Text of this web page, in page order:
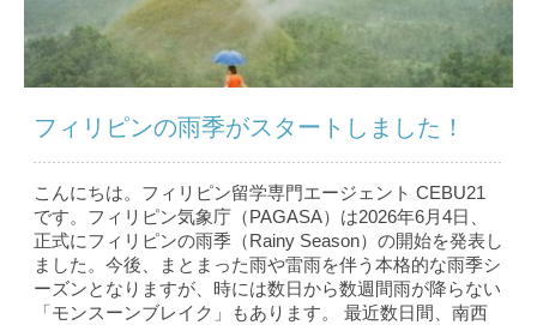
フィリピンの雨季がスタートしました！
こんにちは。フィリピン留学専門エージェント CEBU21
です。フィリピン気象庁（PAGASA）は2026年6月4日、
正式にフィリピンの雨季（Rainy Season）の開始を発表し
ました。今後、まとまった雨や雷雨を伴う本格的な雨季シ
ーズンとなりますが、時には数日から数週間雨が降らない
「モンスーンブレイク」もあります。 最近数日間、南西